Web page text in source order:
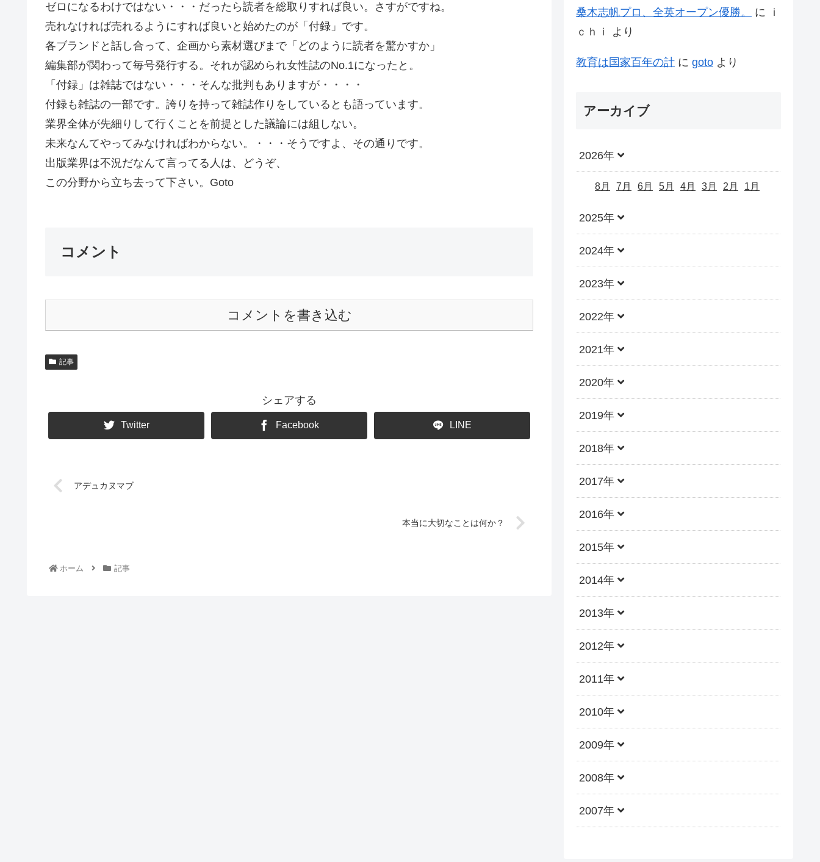
ゼロになるわけではない・・・だったら読者を総取りすれば良い。さすがですね。
売れなければ売れるようにすれば良いと始めたのが「付録」です。
各ブランドと話し合って、企画から素材選びまで「どのように読者を驚かすか」
編集部が関わって毎号発行する。それが認められ女性誌のNo.1になったと。
「付録」は雑誌ではない・・・そんな批判もありますが・・・・
付録も雑誌の一部です。誇りを持って雑誌作りをしているとも語っています。
業界全体が先細りして行くことを前提とした議論には組しない。
未来なんてやってみなければわからない。・・・そうですよ、その通りです。
出版業界は不況だなんて言ってる人は、どうぞ、
この分野から立ち去って下さい。Goto
コメント
コメントを書き込む
記事
シェアする
Twitter Facebook LINE
アデュカヌマブ
本当に大切なことは何か？
ホーム 記事
桑木志帆プロ、全英オープン優勝。 に
ｉ
ｃｈｉ
より
教育は国家百年の計 に goto より
アーカイブ
2026年
8月 7月 6月 5月 4月 3月 2月 1月
2025年
2024年
2023年
2022年
2021年
2020年
2019年
2018年
2017年
2016年
2015年
2014年
2013年
2012年
2011年
2010年
2009年
2008年
2007年